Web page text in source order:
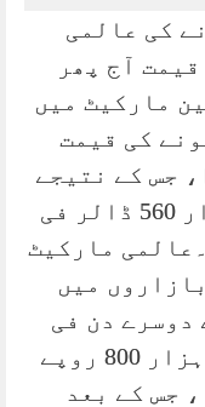
کی عالمی
آج پھر
مارکیٹ میں
کی قیمت
جس کے نتیجے
میں نئی عالمی قیمت 4 ہزار 560 ڈالر فی
مارکیٹ
میں
دوسرے دن فی
تولہ سونے کی قیمت میں 2 ہزار 800 روپے
جس کے بعد